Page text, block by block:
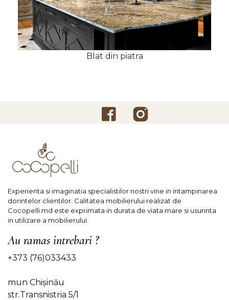
Blat din piatra
Experienta si imaginatia specialistilor nostri vine in intampinarea
dorintelor clientilor. Calitatea mobilierului realizat de
Cocopelli.md este exprimata in durata de viata mare si usurinta
in utilizare a mobilierului.
Au ramas intrebari ?
+373 (76)033433
mun Chișinău
str.Transnistria 5/1